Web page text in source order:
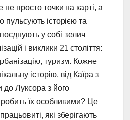
просто точки на карті, а
пульсують історією та
у собі велич
і виклики 21 століття:
туризм. Кожне
історію, від Каїра з
до Луксора з його
їх особливими? Це
які зберігають